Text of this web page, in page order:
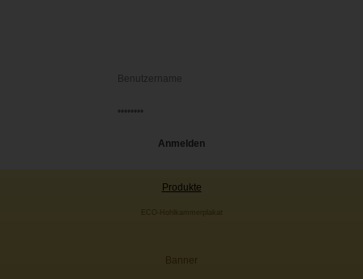
Produkte
Banner